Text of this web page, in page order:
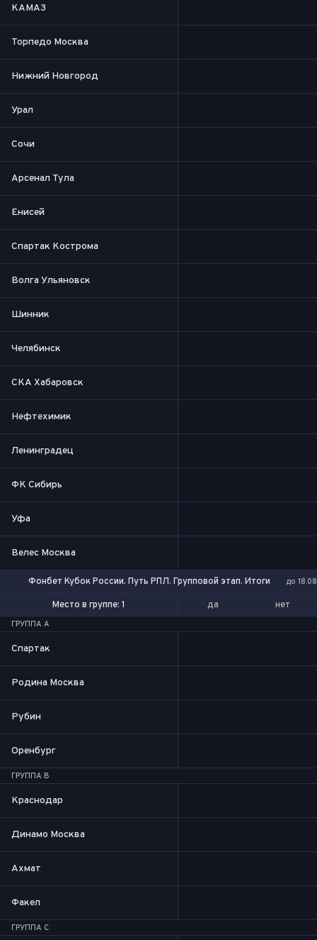
КАМАЗ
Торпедо Москва
Нижний Новгород
Урал
Сочи
Арсенал Тула
Енисей
Спартак Кострома
Волга Ульяновск
Шинник
Челябинск
СКА Хабаровск
Нефтехимик
Ленинградец
ФК Сибирь
Уфа
Велес Москва
Фонбет Кубок России. Путь РПЛ. Групповой этап. Итоги до
Место в группе: 1 Место в группе: 1-2
да нет
ГРУППА A
Спартак
Родина Москва
Рубин
Оренбург
ГРУППА B
Краснодар
Динамо Москва
Ахмат
Факел
ГРУППА C